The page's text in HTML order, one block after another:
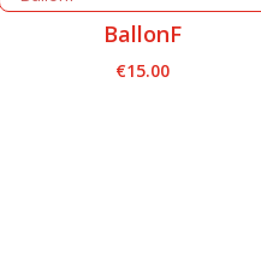
BallonF
€15.00